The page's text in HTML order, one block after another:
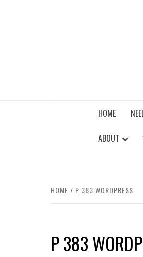
HOME
ABOUT
HOME P 383 WORDPRESS
P 383